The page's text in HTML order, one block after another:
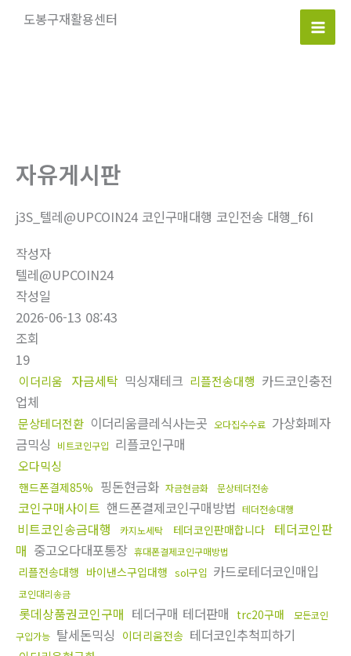
도봉구재활용센터
Main
자유게시판
j3S_텔레@UPCOIN24 코인구매대행 코인전송 대행_f6I
작성자
텔레@UPCOIN24
작성일
2026-06-13 08:43
조회
19
이더리움 자금세탁 믹싱재테크 리플전송대행 카드코인충전
업체
문상테더전환 이더리움클레식사는곳 오다집수수료 가상화폐자
금믹싱
비트코인구입 리플코인구매
오다믹싱
핸드폰결제85% 핑돈현금화 자금현금화 문상테더전송
코인구매사이트 핸드폰결제코인구매방법 테더전송대행
비트코인송금대행 카지노세탁 테더코인판매합니다
테더코인판
매 중고오다대포통장 휴대폰결제코인구매방법
리플전송대행 바이낸스구입대행 sol구입 카드로테더코인매입
코인대리송금
롯데상품권코인구매 테더구매 테더판매 trc20구매
모든코인
구입가능 탈세돈믹싱 이더리움전송 테더코인추척피하기